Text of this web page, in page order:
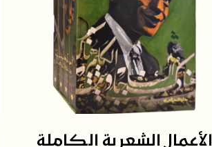
الأعمال الشعرية الكاملة